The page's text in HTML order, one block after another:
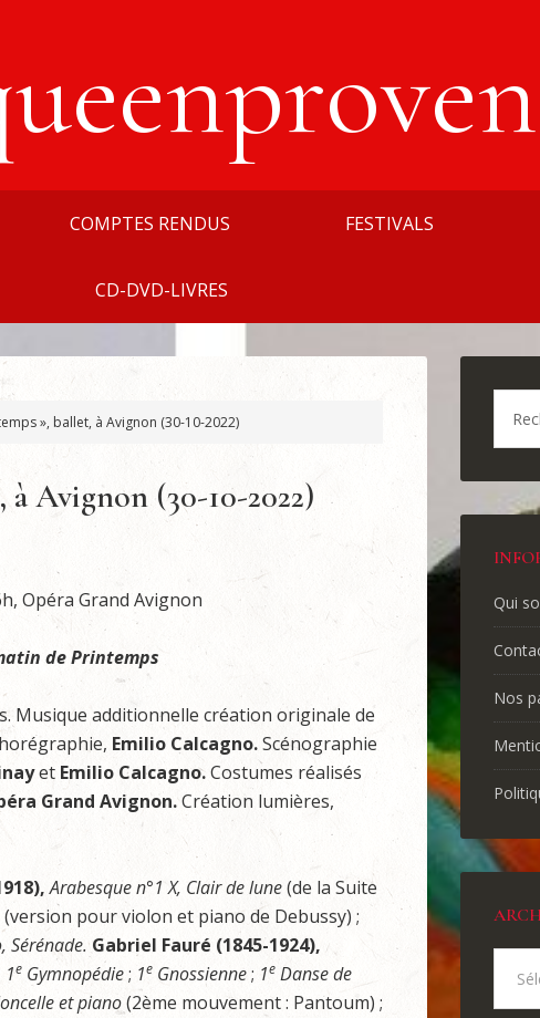
COMPTES RENDUS FESTIVALS
CD-DVD-LIVRES
», ballet, à Avignon (30-10-2022)
Avignon (30-10-2022)
Opéra Grand Avignon
de Printemps
Musique additionnelle création originale de
Emilio Calcagno.Scénographie
et Emilio Calcagno.Costumes réalisés
Grand Avignon.Création lumières,
Arabesque n°1 X, Clair de lune(de la Suite
(version pour violon et piano de Debussy) ;
Sérénade.Gabriel Fauré (1845-1924),
1e Gymnopédie; 1e Gnossienne; 1e Danse de
et piano(2ème mouvement : Pantoum) ;
Qui
Nos